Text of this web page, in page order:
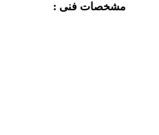
مشخصات فنی :